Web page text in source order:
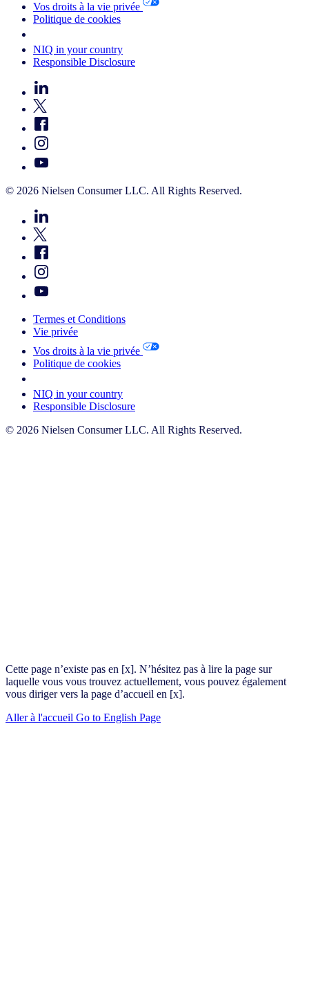
Vos droits à la vie privée
Politique de cookies
NIQ in your country
Responsible Disclosure
© 2026 Nielsen Consumer LLC. All Rights Reserved.
Termes et Conditions
Vie privée
Vos droits à la vie privée
Politique de cookies
NIQ in your country
Responsible Disclosure
© 2026 Nielsen Consumer LLC. All Rights Reserved.
Cette page n’existe pas en [x]. N’hésitez pas à lire la page sur
laquelle vous vous trouvez actuellement, vous pouvez également
vous diriger vers la page d’accueil en [x].
Aller à l'accueil Go to English Page